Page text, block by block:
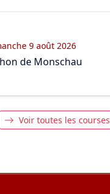
9 août 2026
de Monschau
Voir toutes les courses